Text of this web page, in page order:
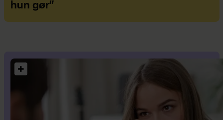
hun gør”